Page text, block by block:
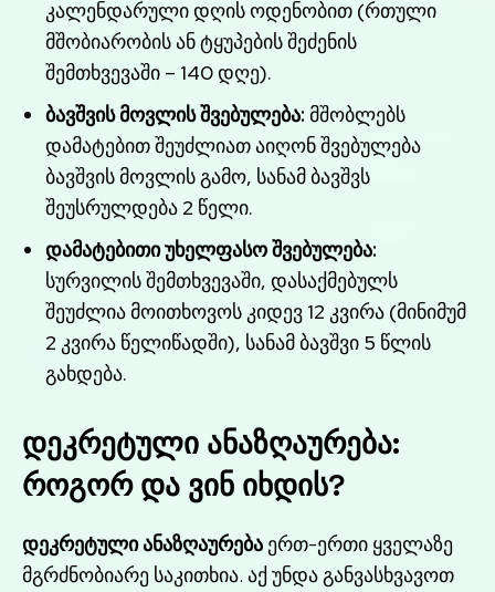
კალენდარული დღის ოდენობით (რთული
მშობიარობის ან ტყუპების შეძენის
შემთხვევაში – 140 დღე).
ბავშვის მოვლის შვებულება: მშობლებს
დამატებით შეუძლიათ აიღონ შვებულება
ბავშვის მოვლის გამო, სანამ ბავშვს
შეუსრულდება 2 წელი.
დამატებითი უხელფასო შვებულება:
სურვილის შემთხვევაში, დასაქმებულს
შეუძლია მოითხოვოს კიდევ 12 კვირა (მინიმუმ
2 კვირა წელიწადში), სანამ ბავშვი 5 წლის
გახდება.
დეკრეტული ანაზღაურება:
როგორ და ვინ იხდის?
დეკრეტული ანაზღაურება ერთ-ერთი ყველაზე
მგრძნობიარე საკითხია. აქ უნდა განვასხვავოთ